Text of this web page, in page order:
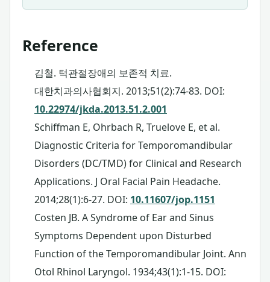
Reference
김철. 턱관절장애의 보존적 치료.
대한치과의사협회지. 2013;51(2):74-83. DOI:
10.22974/jkda.2013.51.2.001
Schiffman E, Ohrbach R, Truelove E, et al.
Diagnostic Criteria for Temporomandibular
Disorders (DC/TMD) for Clinical and Research
Applications. J Oral Facial Pain Headache.
2014;28(1):6-27. DOI: 10.11607/jop.1151
Costen JB. A Syndrome of Ear and Sinus
Symptoms Dependent upon Disturbed
Function of the Temporomandibular Joint. Ann
Otol Rhinol Laryngol. 1934;43(1):1-15. DOI: